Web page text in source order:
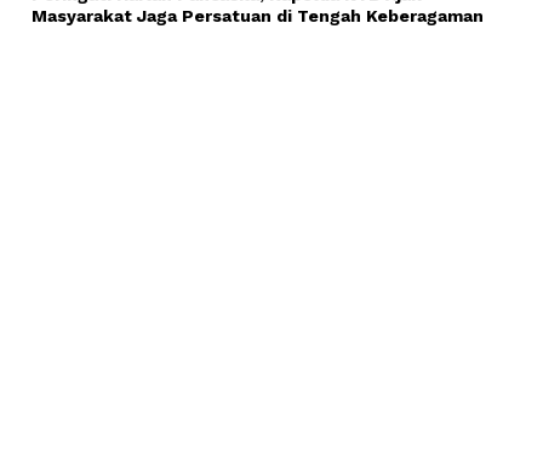
Masyarakat Jaga Persatuan di Tengah Keberagaman